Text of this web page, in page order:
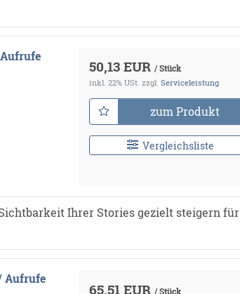
50,13 EUR / Stück
inkl. 22% USt. zzgl. Serviceleistung
zum Produkt
Vergleichsliste
Ihrer Stories gezielt steigern für
Aufrufe
65,51 EUR / Stück